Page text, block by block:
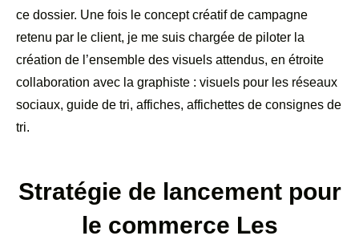
ce dossier. Une fois le concept créatif de campagne
retenu par le client, je me suis chargée de piloter la
création de l’ensemble des visuels attendus, en étroite
collaboration avec la graphiste : visuels pour les réseaux
sociaux, guide de tri, affiches, affichettes de consignes de
tri.
Stratégie de lancement pour
le commerce Les